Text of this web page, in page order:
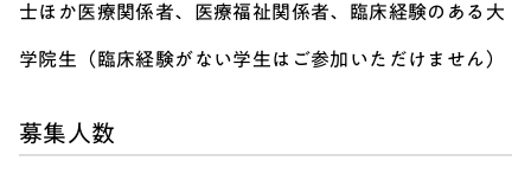
士ほか医療関係者、医療福祉関係者、臨床経験のある大
学院生（臨床経験がない学生はご参加いただけません）
募集人数